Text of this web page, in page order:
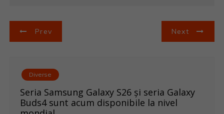
N
Prev Next
Diverse
Seria Samsung Galaxy S26 și seria Galaxy
Buds4 sunt acum disponibile la nivel